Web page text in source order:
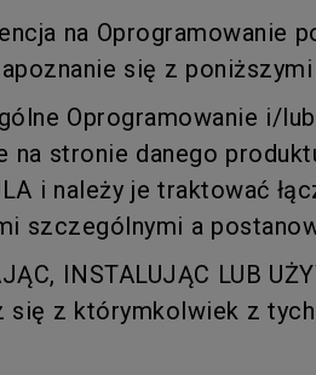
na Oprogramowanie
się z
Oprogramowanie i/
na stronie danego
i należy je traktować
szczególnymi a
INSTALUJĄC LUB
się z którymkolwiek z